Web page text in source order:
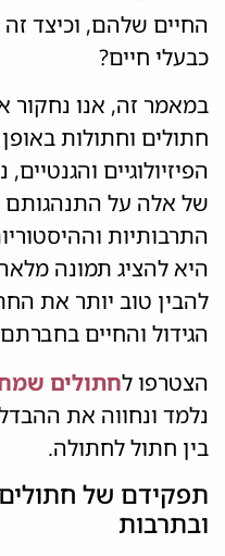
החיים שלהם, וכיצד זה
כבעלי חיים?
במאמר זה, אנו נחקור
חתולים וחתולות
הפיזיולוגיים
של אלה על
התרבותיות
היא להציג תמונה
להבין טוב יותר את
הגידול והחיים
הצטרפו לחתולים
נלמד ונחווה את
בין חתול לחתולה.
תפקידם של
ובתרבות